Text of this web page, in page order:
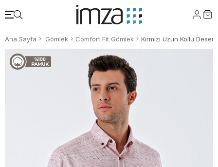
Ana Sayfa Gömlek Comfort Fit Gömlek